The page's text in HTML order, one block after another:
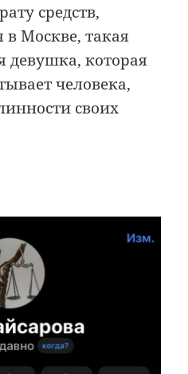
средств,
в Москве, такая
девушка, которая
человека,
своих